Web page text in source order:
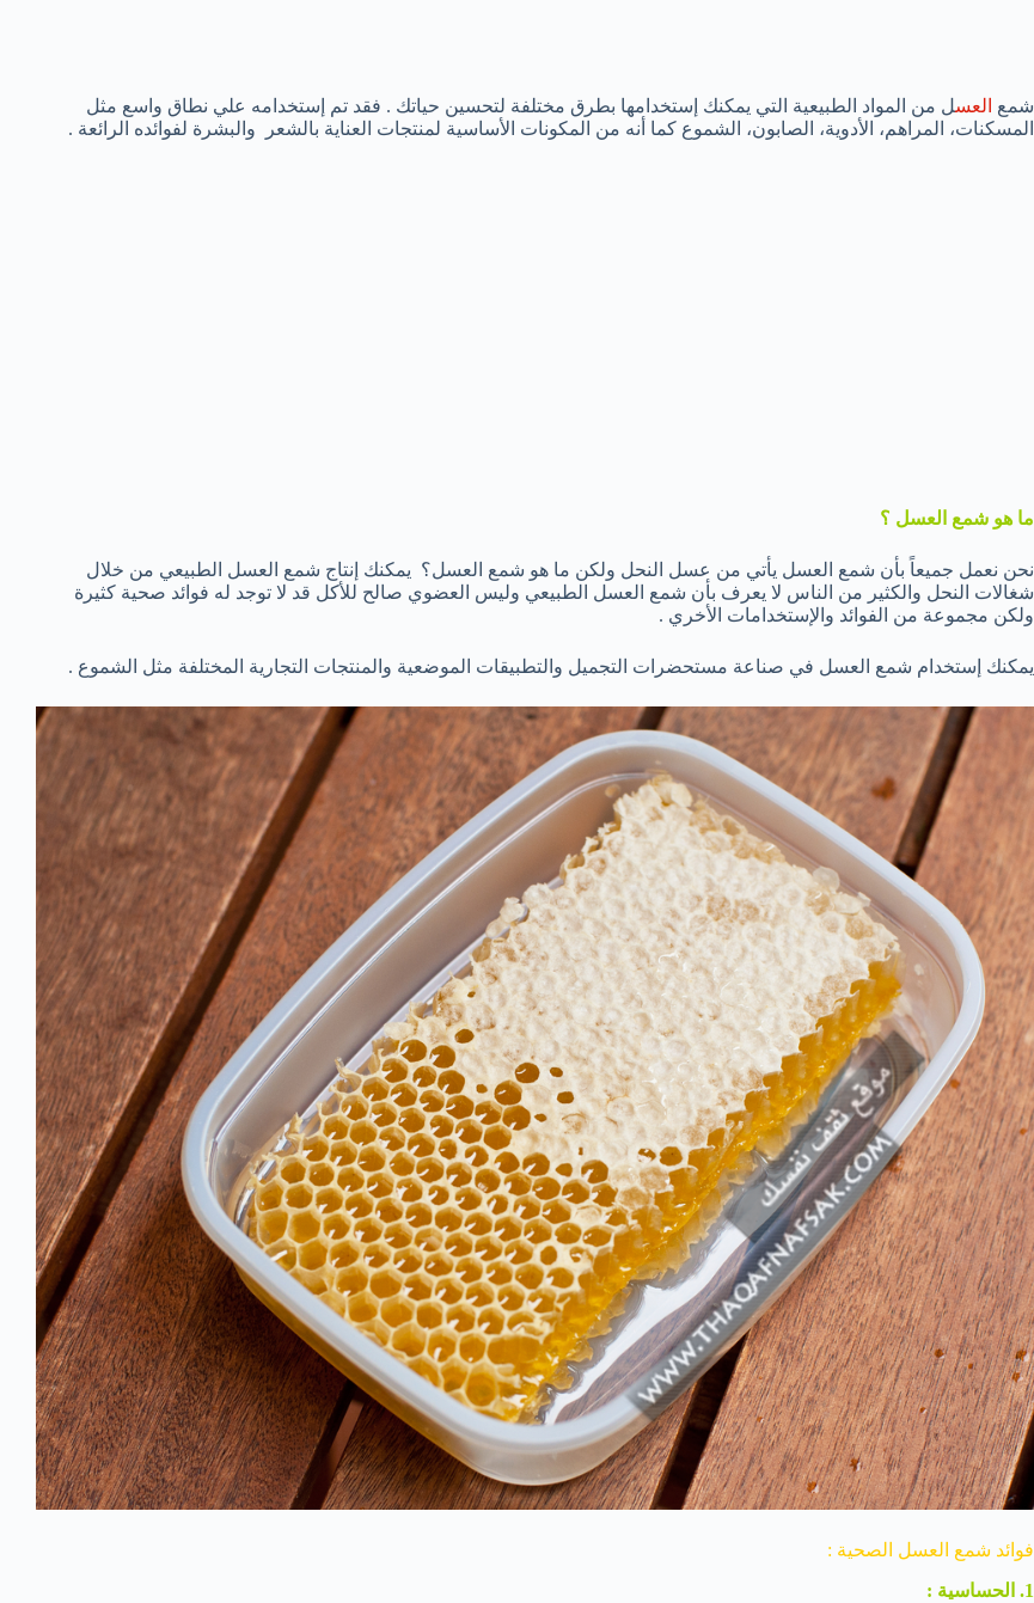
شمع العسل من المواد الطبيعية التي يمكنك إستخدامها بطرق مختلفة لتحسين حياتك . فقد تم إستخدامه علي نطاق واسع مثل
المسكنات، المراهم، الأدوية، الصابون، الشموع كما أنه من المكونات الأساسية لمنتجات العناية بالشعر والبشرة لفوائده الرائعة .
ما هو شمع العسل ؟
نحن نعمل جميعاً بأن شمع العسل يأتي من عسل النحل ولكن ما هو شمع العسل؟ يمكنك إنتاج شمع العسل الطبيعي من خلال
شغالات النحل والكثير من الناس لا يعرف بأن شمع العسل الطبيعي وليس العضوي صالح للأكل قد لا توجد له فوائد صحية كثيرة
ولكن مجموعة من الفوائد والإستخدامات الأخري .
يمكنك إستخدام شمع العسل في صناعة مستحضرات التجميل والتطبيقات الموضعية والمنتجات التجارية المختلفة مثل الشموع .
فوائد شمع العسل الصحية :
1. الحساسية :